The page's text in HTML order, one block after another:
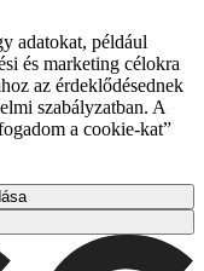
adatokat, például
és marketing célokra
az érdeklődésednek
szabályzatban. A
a cookie-kat”